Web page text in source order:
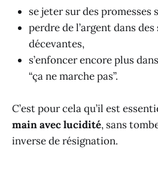
se jeter sur des promesses
perdre de l’argent dans
décevantes,
s’enfoncer encore plus
“ça ne marche pas”.
C’est pour cela qu’il est
main avec lucidité, sans
inverse de résignation.